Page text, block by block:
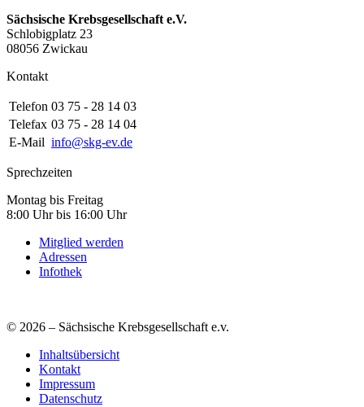
Sächsische Krebsgesellschaft e.V.
Schlobigplatz 23
08056 Zwickau
Kontakt
Telefon 03 75 - 28 14 03
Telefax 03 75 - 28 14 04
E-Mail info@skg-ev.de
Sprechzeiten
Montag bis Freitag
8:00 Uhr bis 16:00 Uhr
Mitglied werden
Adressen
Infothek
© 2026 – Sächsische Krebsgesellschaft e.v.
Inhaltsübersicht
Kontakt
Impressum
Datenschutz